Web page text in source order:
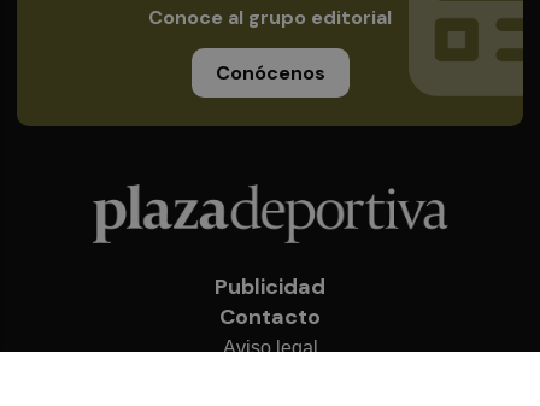
Conoce al grupo editorial
Conócenos
Publicidad
Contacto
Aviso legal